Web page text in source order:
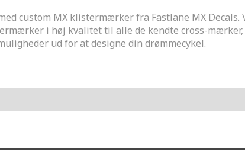
custom MX klistermærker fra Fastlane MX
i høj kvalitet til alle de kendte cross-
ud for at designe din drømmecykel.